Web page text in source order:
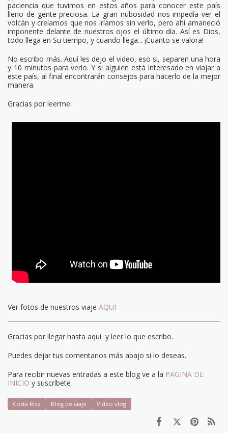
paciencia que tuvimos en estos años para conocer este país
lleno de gente preciosa. La gran nubosidad nos impedía ver el
volcán y creíamos que nos iríamos sin verlo, pero ahi amaneció
imponente delante de nuestros ojos el último día. Así es Dios,
todo llega en Su tiempo, y cuando llega... ¡Cuanto se valora!
No escribo más. Aquí les dejo el video, eso si, separen una hora
y 10 minutos para verlo. Y si alguien está interesado en viajar a
este país, al final encontrarán consejos para hacerlo de la mejor
manera.
Gracias por leerme.
Ver fotos de nuestros viaje AQUI
Gracias por llegar hasta aqui y leer lo que escribo.
Puedes dejar tus comentarios más abajo si lo deseas.
Para recibir nuevas entradas a este blog ve a la PAGINA DE
INICIO y suscríbete
Costa Rica Blog de viaje Video vlog